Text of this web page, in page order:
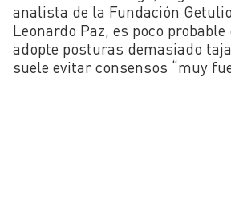
analista de la Fundación Getulio
Leonardo Paz, es poco
adopte posturas demasiado
suele evitar consensos “muy